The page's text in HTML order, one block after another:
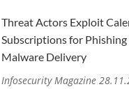
Threat Actors Exploit
Subscriptions for Phishing
Malware Delivery
Infosecurity Magazine